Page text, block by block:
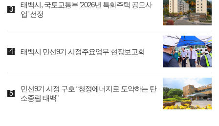
태백시, 국토교통부 '2026년 특화주택 공모사
업' 선정
태백시 민선9기 시정주요업무 현장보고회
민선9기 시정 구호 “청정에너지로 도약하는 탄
소중립 태백”